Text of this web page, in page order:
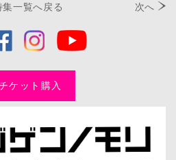
集一覧へ戻る 次へ
ケット購入